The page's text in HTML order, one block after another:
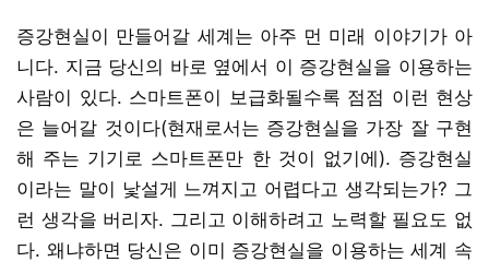
증강현실이 만들어갈 세계는 아주 먼 미래 이야기가 아
니다. 지금 당신의 바로 옆에서 이 증강현실을 이용하는
사람이 있다. 스마트폰이 보급화될수록 점점 이런 현상
은 늘어갈 것이다(현재로서는 증강현실을 가장 잘 구현
해 주는 기기로 스마트폰만 한 것이 없기에). 증강현실
이라는 말이 낯설게 느껴지고 어렵다고 생각되는가? 그
런 생각을 버리자. 그리고 이해하려고 노력할 필요도 없
다. 왜냐하면 당신은 이미 증강현실을 이용하는 세계 속